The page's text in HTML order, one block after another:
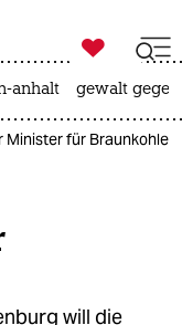

taz zahl ich
anhalt gewalt
Minister für Braunkohle
will die